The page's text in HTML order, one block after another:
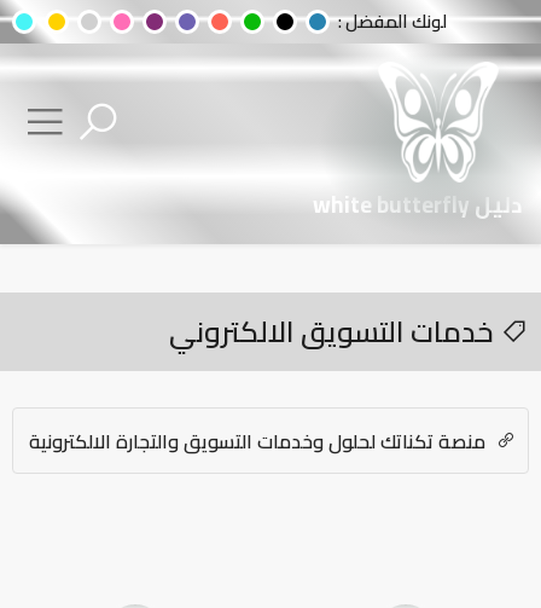
لونك المفضل :
دليل white butterfly
خدمات التسويق الالكتروني
منصة تكناتك لحلول وخدمات التسويق والتجارة الالكترونية